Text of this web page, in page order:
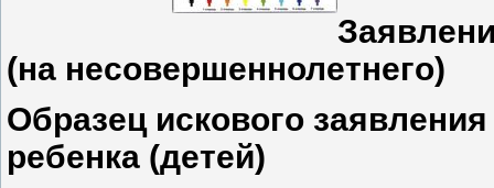
(на несовершеннолетнего)
Образец искового
ребенка (детей)